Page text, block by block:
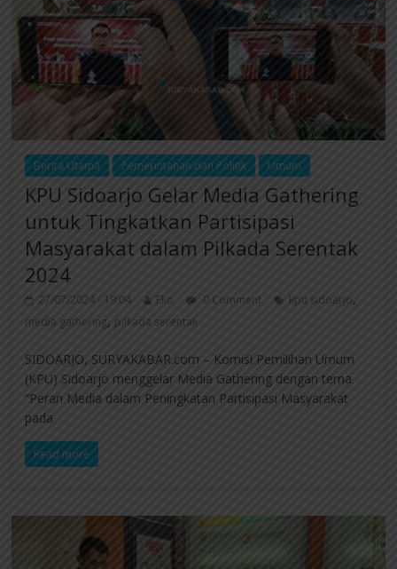
Berita Utama Pemerintahan dan Politik Umum
KPU Sidoarjo Gelar Media Gathering
untuk Tingkatkan Partisipasi
Masyarakat dalam Pilkada Serentak
2024
27/07/2024 - 19:04 Eko 0 Comment kpu sidoarjo,
media gathering, pilkada serentak
SIDOARJO, SURYAKABAR.com – Komisi Pemilihan Umum
(KPU) Sidoarjo menggelar Media Gathering dengan tema
“Peran Media dalam Peningkatan Partisipasi Masyarakat
pada
Read more